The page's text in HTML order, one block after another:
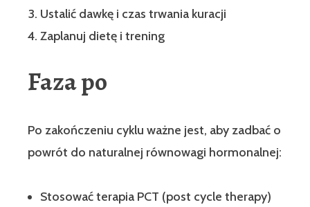
Ustalić dawkę i czas trwania kuracji
Zaplanuj dietę i trening
Faza po
Po zakończeniu cyklu ważne jest, aby zadbać o
powrót do naturalnej równowagi hormonalnej:
Stosować terapia PCT (post cycle therapy)